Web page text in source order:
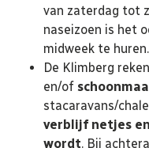
van zaterdag tot
naseizoen is het
midweek te huren.
De Klimberg
en/of
stacaravans/
verblijf netjes
wordt. Bij